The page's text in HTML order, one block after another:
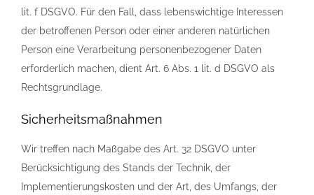
lit. f DSGVO. Für den Fall, dass lebenswichtige Interessen
der betroffenen Person oder einer anderen natürlichen
Person eine Verarbeitung personenbezogener Daten
erforderlich machen, dient Art. 6 Abs. 1 lit. d DSGVO als
Rechtsgrundlage.
Sicherheitsmaßnahmen
Wir treffen nach Maßgabe des Art. 32 DSGVO unter
Berücksichtigung des Stands der Technik, der
Implementierungskosten und der Art, des Umfangs, der